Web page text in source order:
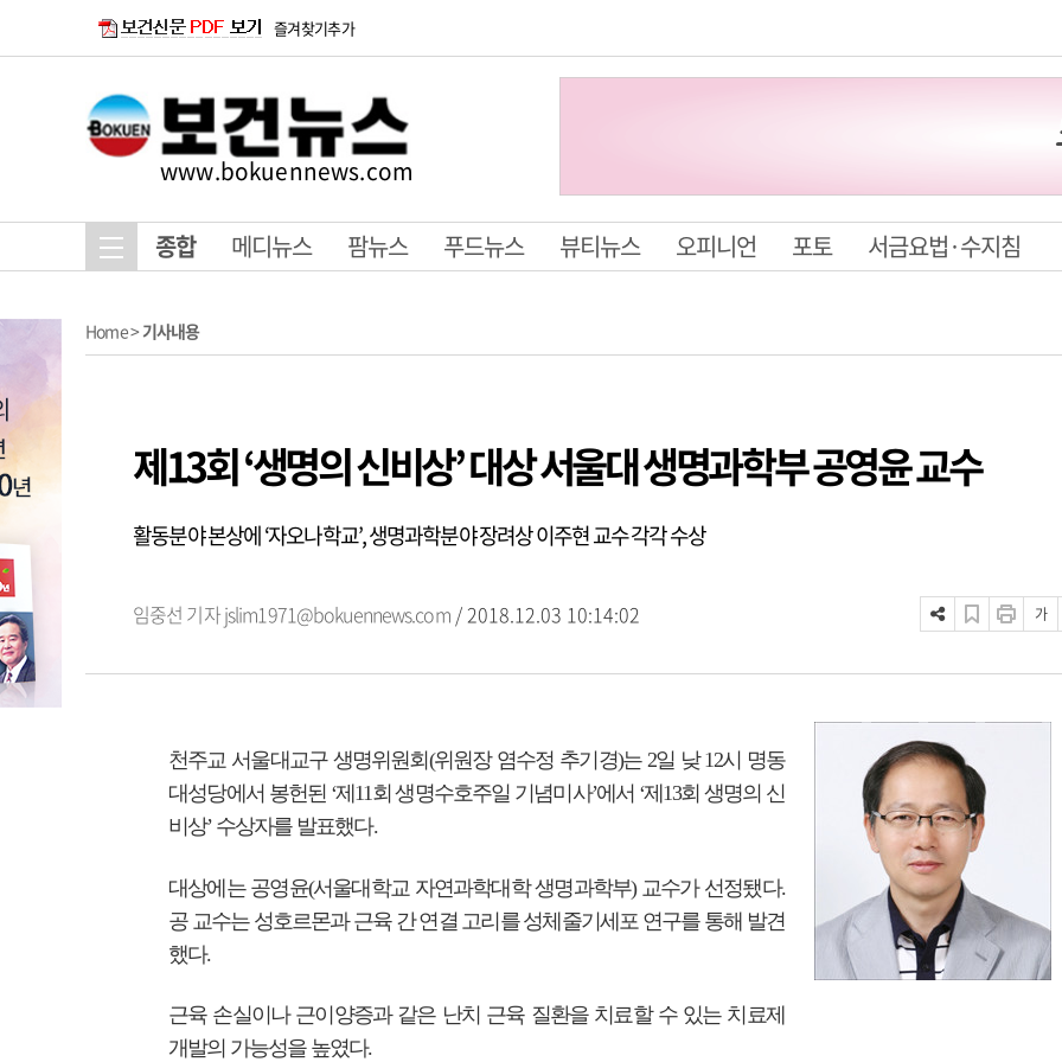
즐겨찾기추가
www.bokuennews.com
종합 메디뉴스 팜뉴스 푸드뉴스 뷰티뉴스 오피니언 포토 서금요법·수지침
Home>기사내용
제13회 ‘생명의 신비상’ 대상 서울대 생명과학부 공영윤 교수
활동분야 본상에 ‘자오나학교’, 생명과학분야 장려상 이주현 교수 각각 수상
임중선 기자jslim1971@bokuennews.com/ 2018.12.03 10:14:02 가
천주교 서울대교구 생명위원회(위원장 염수정 추기경)는 2일 낮 12시 명동
대성당에서 봉헌된 ‘제11회 생명수호주일 기념미사’에서 ‘제13회 생명의 신
비상’ 수상자를 발표했다.
대상에는 공영윤(서울대학교 자연과학대학 생명과학부) 교수가 선정됐다.
공 교수는 성호르몬과 근육 간 연결 고리를 성체줄기세포 연구를 통해 발견
했다.
근육 손실이나 근이양증과 같은 난치 근육 질환을 치료할 수 있는 치료제
개발의 가능성을 높였다.